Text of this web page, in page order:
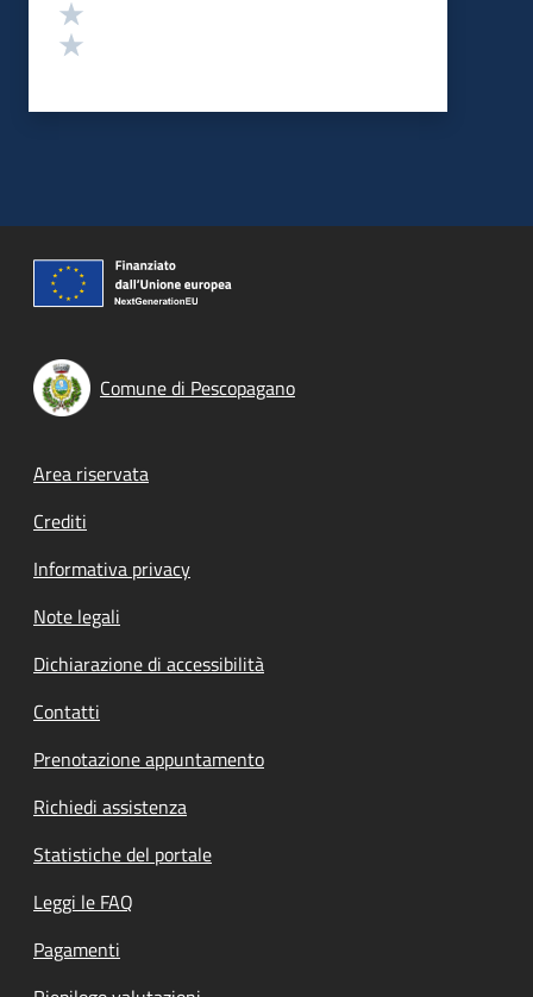
Comune di Pescopagano
Footer menu
Area riservata
Crediti
Informativa privacy
Note legali
Dichiarazione di accessibilità
Contatti
Prenotazione appuntamento
Richiedi assistenza
Statistiche del portale
Leggi le FAQ
Pagamenti